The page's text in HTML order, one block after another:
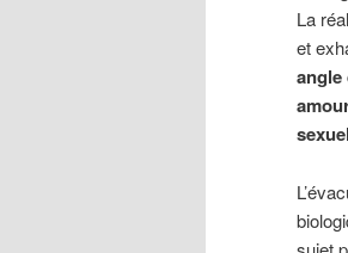
La
et
angle